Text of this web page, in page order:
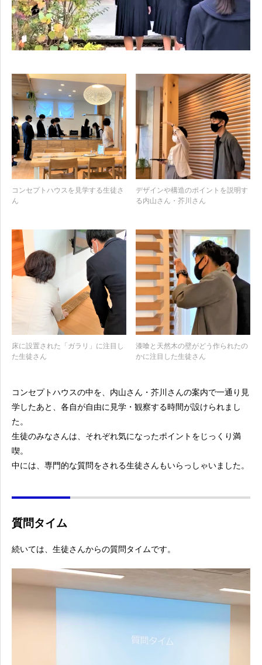
コンセプトハウスを見学する生徒さ
ん
デザインや構造のポイントを説明す
る内山さん・芥川さん
床に設置された「ガラリ」に注目し
た生徒さん
漆喰と天然木の壁がどう作られたの
かに注目した生徒さん
コンセプトハウスの中を、内山さん・芥川さんの案内で一通り見
学したあと、各自が自由に見学・観察する時間が設けられまし
た。
生徒のみなさんは、それぞれ気になったポイントをじっくり満
喫。
中には、専門的な質問をされる生徒さんもいらっしゃいました。
質問タイム
続いては、生徒さんからの質問タイムです。